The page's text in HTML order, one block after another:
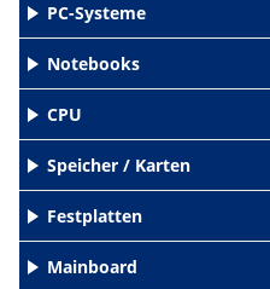
PC-Systeme
Notebooks
+CPU
+Speicher / Karten
Festplatten
Mainboard